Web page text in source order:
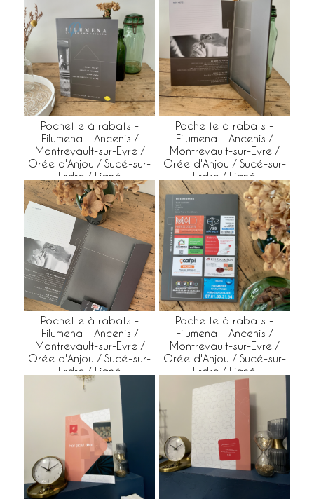
Pochette à rabats -
Filumena - Ancenis /
Montrevault-sur-Evre /
Orée d'Anjou / Sucé-sur-
Erdre / Ligné
Pochette à rabats -
Filumena - Ancenis /
Montrevault-sur-Evre /
Orée d'Anjou / Sucé-sur-
Erdre / Ligné
Pochette à rabats -
Filumena - Ancenis /
Montrevault-sur-Evre /
Orée d'Anjou / Sucé-sur-
Erdre / Ligné
Pochette à rabats -
Filumena - Ancenis /
Montrevault-sur-Evre /
Orée d'Anjou / Sucé-sur-
Erdre / Ligné